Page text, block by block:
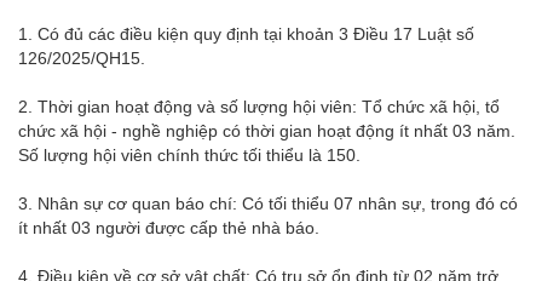
1. Có đủ các điều kiện quy định tại khoản 3 Điều 17 Luật số
126/2025/QH15.
2. Thời gian hoạt động và số lượng hội viên: Tổ chức xã hội, tổ
chức xã hội - nghề nghiệp có thời gian hoạt động ít nhất 03 năm.
Số lượng hội viên chính thức tối thiểu là 150.
3. Nhân sự cơ quan báo chí: Có tối thiểu 07 nhân sự, trong đó có
ít nhất 03 người được cấp thẻ nhà báo.
4. Điều kiện về cơ sở vật chất: Có trụ sở ổn định từ 02 năm trở